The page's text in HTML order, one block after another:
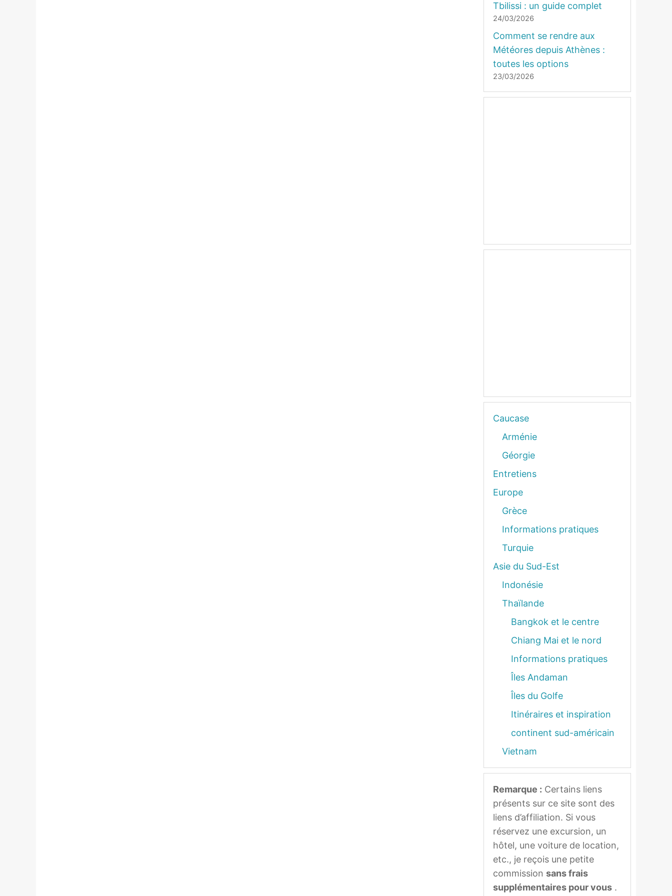
Tbilissi : un guide complet
24/03/2026
Comment se rendre aux
Météores depuis Athènes :
toutes les options
23/03/2026
Caucase
Arménie
Géorgie
Entretiens
Europe
Grèce
Informations pratiques
Turquie
Asie du Sud-Est
Indonésie
Thaïlande
Bangkok et le centre
Chiang Mai et le nord
Informations pratiques
Îles Andaman
Îles du Golfe
Itinéraires et inspiration
continent sud-américain
Vietnam
Remarque : Certains liens
présents sur ce site sont des
liens d’affiliation. Si vous
réservez une excursion, un
hôtel, une voiture de location,
etc., je reçois une petite
commission sans frais
supplémentaires pour vous .